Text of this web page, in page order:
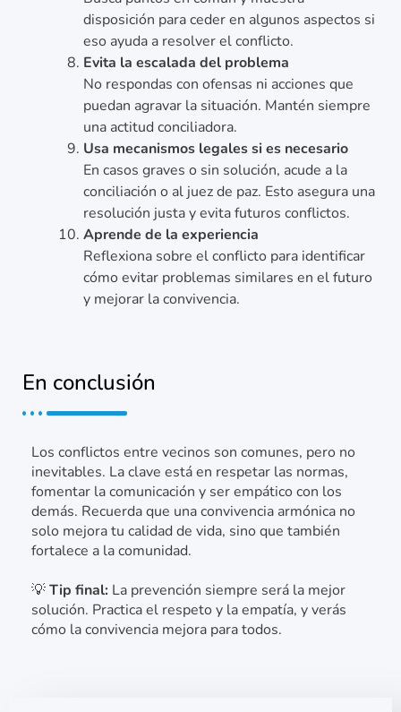
disposición para ceder en algunos aspectos si
eso ayuda a resolver el conflicto.
Evita la escalada del problema
No respondas con ofensas ni acciones que
puedan agravar la situación. Mantén siempre
una actitud conciliadora.
Usa mecanismos legales si es necesario
En casos graves o sin solución, acude a la
conciliación o al juez de paz. Esto asegura una
resolución justa y evita futuros conflictos.
Aprende de la experiencia
Reflexiona sobre el conflicto para identificar
cómo evitar problemas similares en el futuro
y mejorar la convivencia.
En conclusión
Los conflictos entre vecinos son comunes, pero no
inevitables. La clave está en respetar las normas,
fomentar la comunicación y ser empático con los
demás. Recuerda que una convivencia armónica no
solo mejora tu calidad de vida, sino que también
fortalece a la comunidad.
💡Tip final: La prevención siempre será la mejor
solución. Practica el respeto y la empatía, y verás
cómo la convivencia mejora para todos.